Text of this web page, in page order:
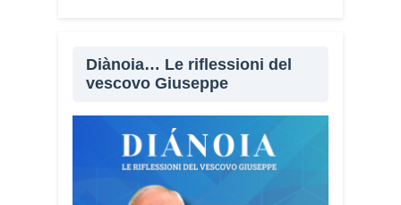
Diànoia… Le riflessioni del
vescovo Giuseppe